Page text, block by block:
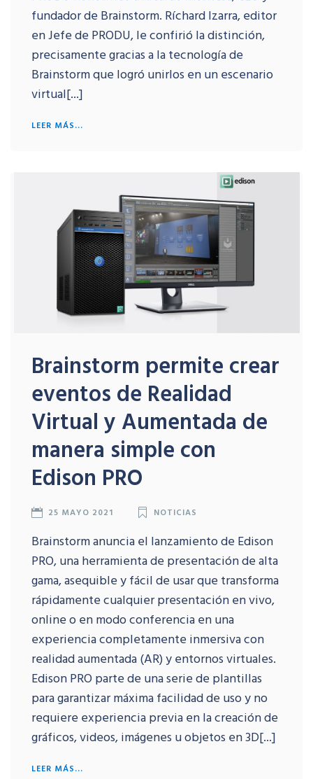
fundador de Brainstorm. Ríchard Izarra, editor
en Jefe de PRODU, le confirió la distinción,
precisamente gracias a la tecnología de
Brainstorm que logró unirlos en un escenario
virtual[...]
LEER MÁS...
Brainstorm permite crear
eventos de Realidad
Virtual y Aumentada de
manera simple con
Edison PRO
25 MAYO 2021 NOTICIAS
Brainstorm anuncia el lanzamiento de Edison
PRO, una herramienta de presentación de alta
gama, asequible y fácil de usar que transforma
rápidamente cualquier presentación en vivo,
online o en modo conferencia en una
experiencia completamente inmersiva con
realidad aumentada (AR) y entornos virtuales.
Edison PRO parte de una serie de plantillas
para garantizar máxima facilidad de uso y no
requiere experiencia previa en la creación de
gráficos, videos, imágenes u objetos en 3D[...]
LEER MÁS...